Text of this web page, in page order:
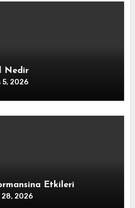
Nedir
5, 2026
Etkileri
28, 2026